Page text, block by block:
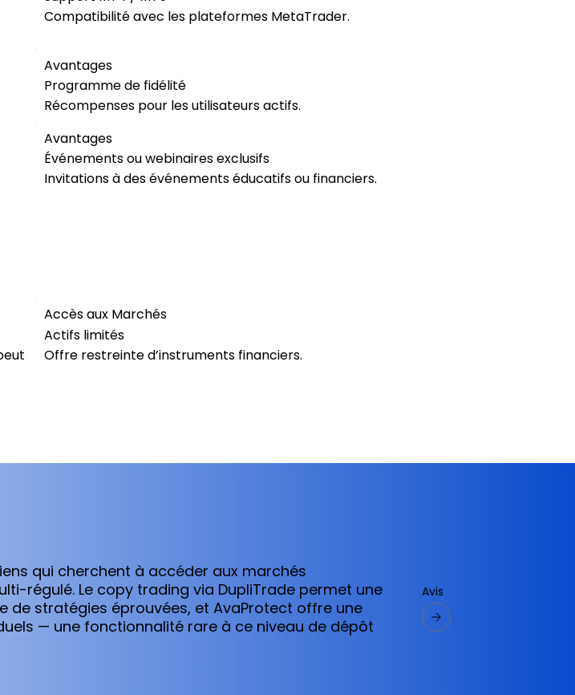
Compatibilité avec les plateformes MetaTrader.
Avantages
Programme de fidélité
Récompenses pour les utilisateurs actifs.
Avantages
Événements ou webinaires exclusifs
Invitations à des événements éducatifs ou financiers.
Accès aux Marchés
Actifs limités
Offre restreinte d’instruments financiers.
qui cherchent à accéder aux marchés
régulé. Le copy trading via DupliTrade permet une
stratégies éprouvées, et AvaProtect offre une
— une fonctionnalité rare à ce niveau de dépôt
Avis